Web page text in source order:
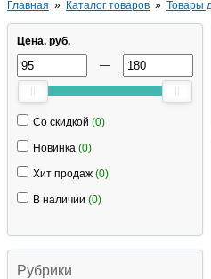
Главная Каталог товаров Товары
Цена, руб.
—
Со скидкой (0)
Новинка (0)
Хит продаж (0)
В наличии (0)
Рубрики